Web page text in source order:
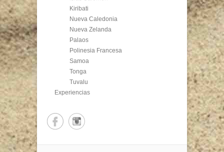
Kiribati
Nueva Caledonia
Nueva Zelanda
Palaos
Polinesia Francesa
Samoa
Tonga
Tuvalu
Experiencias